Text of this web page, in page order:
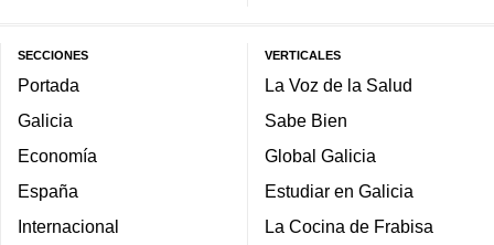
SECCIONES
Portada
Galicia
Economía
España
Internacional
VERTICALES
La Voz de la Salud
Sabe Bien
Global Galicia
Estudiar en Galicia
La Cocina de Frabisa